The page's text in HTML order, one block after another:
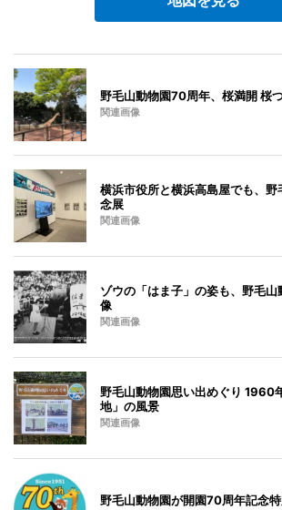
野毛山動物園70周年、桜満開 桜
関連画像
横浜市役所と横浜高島屋でも、
念展
関連画像
ゾウの「はま子」の姿も、野毛
像
関連画像
野毛山動物園思い出めぐり 1960
地」の風景
関連画像
野毛山動物園が開園70周年記念